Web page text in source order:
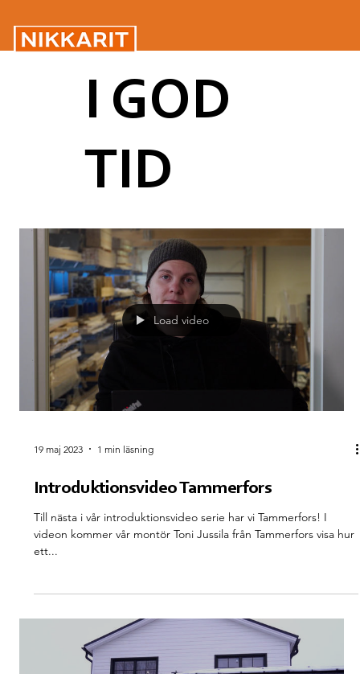
I GOD
TID
Load video
19 maj 2023 1 min läsning
Introduktionsvideo Tammerfors
Till nästa i vår introduktionsvideo serie har vi Tammerfors! I
videon kommer vår montör Toni Jussila från Tammerfors visa hur
ett...